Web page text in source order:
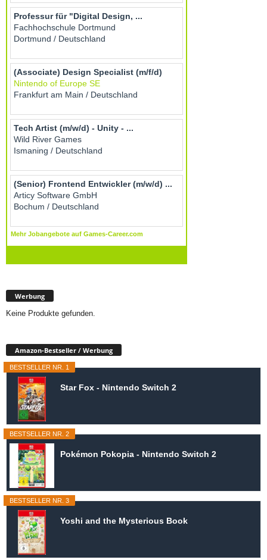
Werbung
Keine Produkte gefunden.
Amazon-Bestseller / Werbung
BESTSELLER NR. 1
Star Fox - Nintendo Switch 2
BESTSELLER NR. 2
Pokémon Pokopia - Nintendo Switch 2
BESTSELLER NR. 3
Yoshi and the Mysterious Book